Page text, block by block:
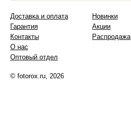
Доставка и оплата
Гарантия
Контакты
О нас
Оптовый отдел
Новинки
Акции
Распродажа
© fotorox.ru, 2026